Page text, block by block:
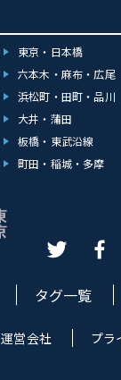
東京・日本橋
六本木・麻布・広尾
浜松町・田町・品川
大井・蒲田
板橋・東武沿線
町田・稲城・多摩
タグ一覧
運営会社 プラ